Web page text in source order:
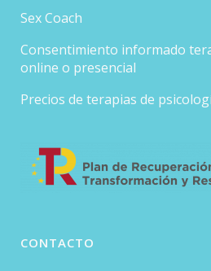
Sex Coach
Consentimiento informado
online o presencial
Precios de terapias de
CONTACTO